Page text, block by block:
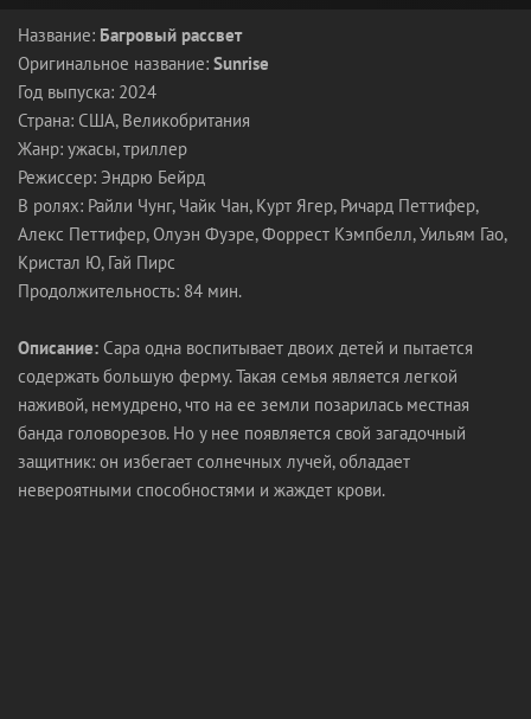
Название: Багровый рассвет
Оригинальное название: Sunrise
Год выпуска: 2024
Страна: США, Великобритания
Жанр: ужасы, триллер
Режиссер: Эндрю Бейрд
В ролях: Райли Чунг, Чайк Чан, Курт Ягер, Ричард Петтифер,
Алекс Петтифер, Олуэн Фуэре, Форрест Кэмпбелл, Уильям Гао,
Кристал Ю, Гай Пирс
Продолжительность: 84 мин.
Описание: Сара одна воспитывает двоих детей и пытается
содержать большую ферму. Такая семья является легкой
наживой, немудрено, что на ее земли позарилась местная
банда головорезов. Но у нее появляется свой загадочный
защитник: он избегает солнечных лучей, обладает
невероятными способностями и жаждет крови.